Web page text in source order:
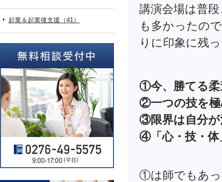
講演会場は普
も多かったの
りに印象に残
①今、勝てる柔
②一つの技を極
③限界は自分が
④「心・技・体
①は師でもあっ
起業＆起業後支援（41）